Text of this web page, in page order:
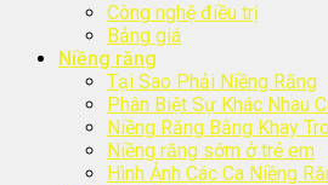
Công nghệ điều trị
Bảng giá
Niềng răng
Tại Sao Phải Niềng Răng
Phân Biệt Sự Khác Nhau
Niềng Răng Bằng Khay
Niềng răng sớm ở trẻ em
Hình Ảnh Các Ca Niềng